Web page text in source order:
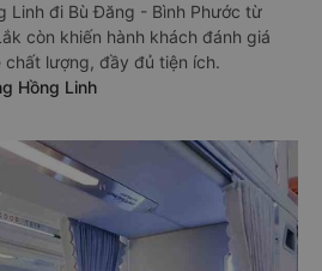
Linh đi Bù Đăng - Bình Phước từ
còn khiến hành khách đánh giá
lượng, đầy đủ tiện ích.
Hồng Linh